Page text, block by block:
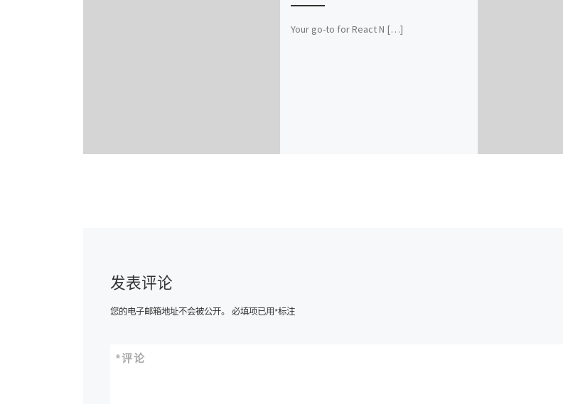
Your go-to for React N […]
发表评论
您的电子邮箱地址不会被公开。 必填项已用*标注
评论
*